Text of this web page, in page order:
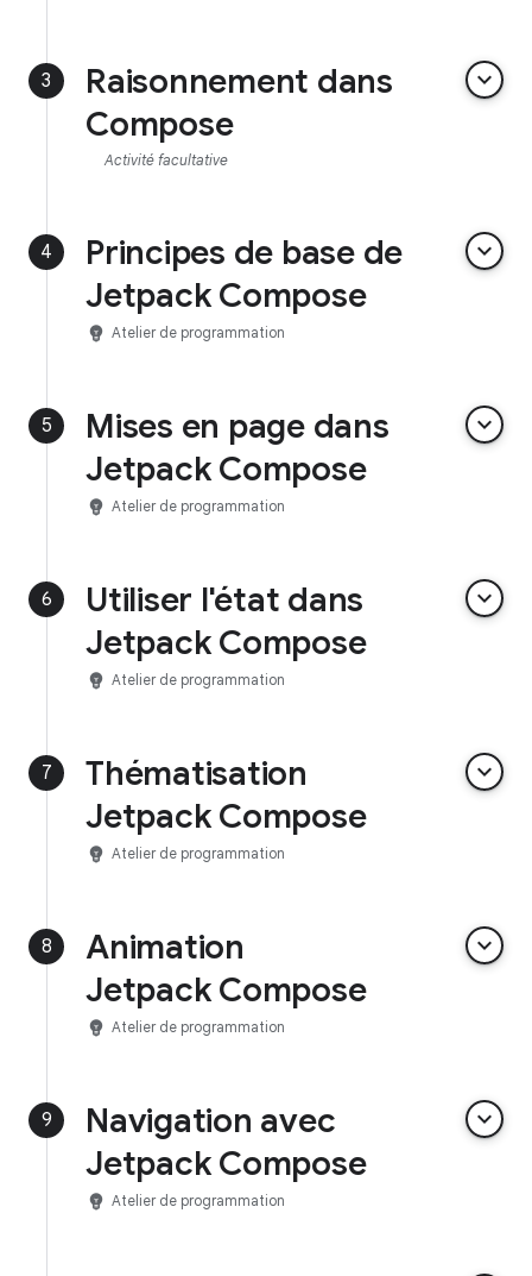
3
Raisonnement dans
Compose
keyboard_arrow_down
Activité facultative
4
Principes de base de
Jetpack Compose
keyboard_arrow_down
emoji_objects Atelier de programmation
5
Mises en page dans
Jetpack Compose
keyboard_arrow_down
emoji_objects Atelier de programmation
6
Utiliser l'état dans
Jetpack Compose
keyboard_arrow_down
emoji_objects Atelier de programmation
7
Thématisation
Jetpack Compose
keyboard_arrow_down
emoji_objects Atelier de programmation
8
Animation
Jetpack Compose
keyboard_arrow_down
emoji_objects Atelier de programmation
9
Navigation avec
Jetpack Compose
keyboard_arrow_down
emoji_objects Atelier de programmation